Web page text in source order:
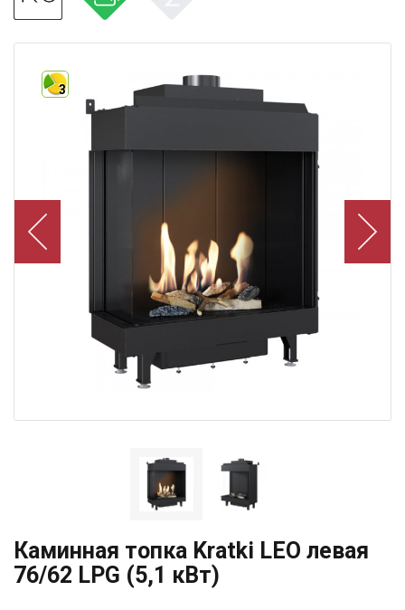
3
Каминная топка Kratki LEO левая
76/62 LPG (5,1 кВт)